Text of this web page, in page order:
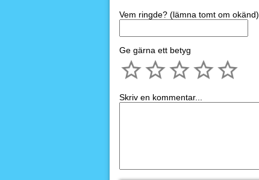
Vem ringde? (lämna tomt om okänd)
Ge gärna ett betyg
Skriv en kommentar...